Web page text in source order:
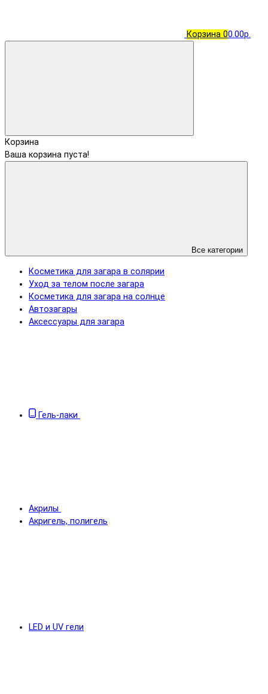
Корзина 00.00р.
Корзина
Ваша корзина пуста!
Все категории
Косметика для загара в солярии
Уход за телом после загара
Косметика для загара на солнце
Автозагары
Аксессуары для загара
Гель-лаки
Акрилы
Акригель, полигель
LED и UV гели